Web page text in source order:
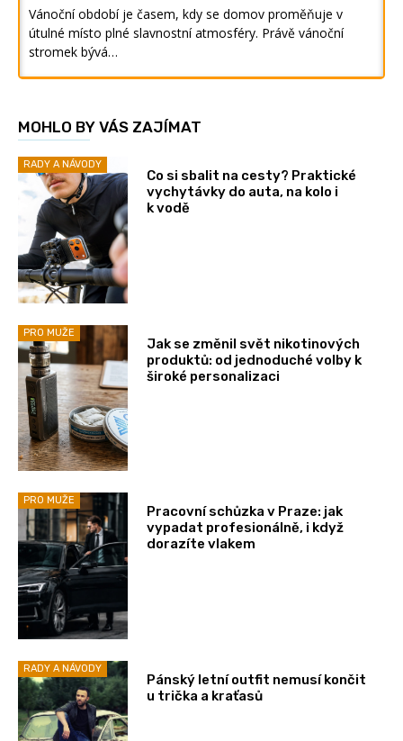
Vánoční období je časem, kdy se domov proměňuje v
útulné místo plné slavnostní atmosféry. Právě vánoční
stromek bývá…
MOHLO BY VÁS ZAJÍMAT
RADY A NÁVODY
Co si sbalit na cesty? Praktické
vychytávky do auta, na kolo i
k vodě
PRO MUŽE
Jak se změnil svět nikotinových
produktů: od jednoduché volby k
široké personalizaci
PRO MUŽE
Pracovní schůzka v Praze: jak
vypadat profesionálně, i když
dorazíte vlakem
RADY A NÁVODY
Pánský letní outfit nemusí končit
u trička a kraťasů